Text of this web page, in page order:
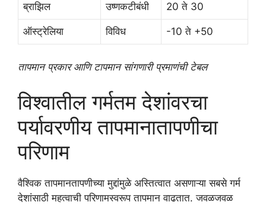
ब्राझिल उष्णकटीबंधी 20 ते 30
ऑस्ट्रेलिया विविध -10 ते +50
तापमान प्रकार आणि टापमान सांगणारी प्रमाणंची टेबल
विश्वातील गर्मतम देशांवरचा
पर्यावरणीय तापमानातापणीचा
परिणाम
वैश्विक तापमानतापणीच्या मुद्दांमुळे अस्तित्वात असणाऱ्या सबसे गर्म
देशांसाठी महत्वाची परिणामस्वरूप तापमान वाढतात. जवळजवळ